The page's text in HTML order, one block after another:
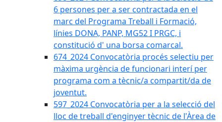
6 persones per a ser contractada en el
marc del Programa Treball i Formació,
línies DONA, PANP, MG52 I PRGC, i
constitució d' una borsa comarcal.
674_2024 Convocatòria procés selectiu per
màxima urgència de funcionari interí per
programa com a tècnic/a compartit/da de
joventut.
597_2024 Convocatòria per a la selecció del
lloc de treball d'enginyer tècnic de l'Àrea de